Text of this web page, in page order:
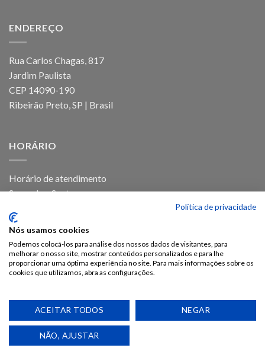
ENDEREÇO
Rua Carlos Chagas, 817
Jardim Paulista
CEP 14090-190
Ribeirão Preto, SP | Brasil
HORÁRIO
Horário de atendimento
Segunda a Sexta
POLÍTICA DE PRIVACIDADE
POLÍTICA DE COOKIES
RASTREIO DE PRODUTO
TROCA E DEVOLUÇÃO
Funpec-Editora faz parte da FUNPEC-RP | 2018
Política de privacidade
Nós usamos cookies
Podemos colocá-los para análise dos nossos dados de visitantes, para
melhorar o nosso site, mostrar conteúdos personalizados e para lhe
proporcionar uma óptima experiência no site. Para mais informações sobre os
cookies que utilizamos, abra as configurações.
ACEITAR TODOS NEGAR
NÃO, AJUSTAR